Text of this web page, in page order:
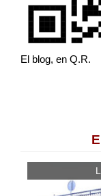
El blog, en Q.R.